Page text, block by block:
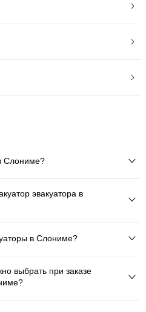
Слониме?
эвакуатора в
в Слониме?
выбрать при заказе